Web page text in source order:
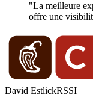
"La meilleure
offre une
David EstlickRSSI